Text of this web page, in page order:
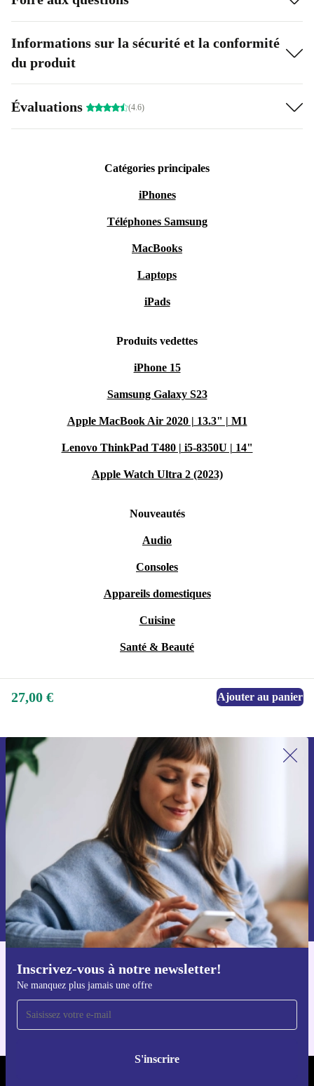
Informations sur la sécurité et la conformité
du produit
Évaluations (4.6)
Catégories principales
iPhones
Téléphones Samsung
MacBooks
Laptops
iPads
Produits vedettes
iPhone 15
Samsung Galaxy S23
Apple MacBook Air 2020 | 13.3" | M1
Lenovo ThinkPad T480 | i5-8350U | 14"
Apple Watch Ultra 2 (2023)
Nouveautés
Audio
Consoles
Appareils domestiques
Cuisine
Santé & Beauté
27,00 € Ajouter au panier
Inscrivez-vous à notre newsletter!
Ne manquez plus jamais une offre
S'inscrire
Recevoir offres et infos de refurbed
par mail
Ne manquez plus aucune offre.
S'inscrire
Retrouvez les informations sur l'utilisation des données personnelles
dans notre
politique de confidentialité.
Téléchargez l'application refurbed
Pour iOS et Android